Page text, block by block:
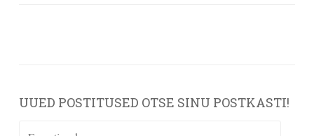
UUED POSTITUSED OTSE SINU POSTKASTI!